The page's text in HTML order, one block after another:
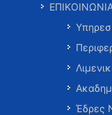
Έδρες